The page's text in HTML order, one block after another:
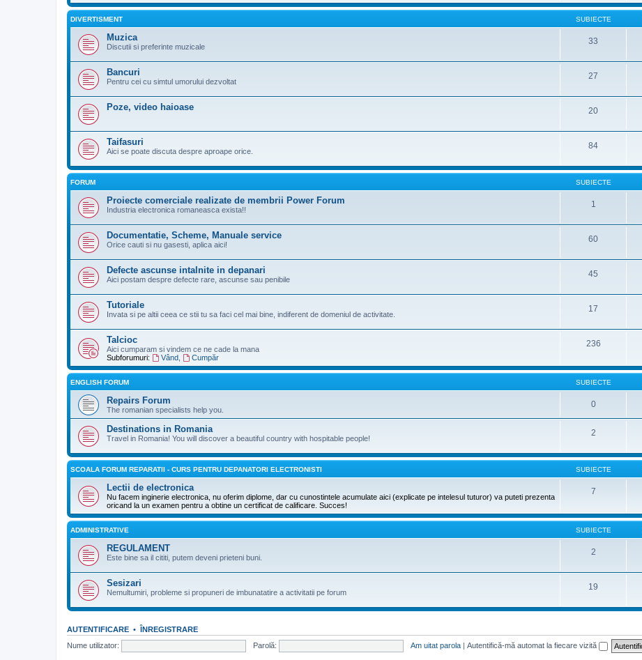
DIVERTISMENT SUBIECTE
Muzica
Discutii si preferinte muzicale
33
Bancuri
Pentru cei cu simtul umorului dezvoltat
27
Poze, video haioase 20
Taifasuri
Aici se poate discuta despre aproape orice.
84
FORUM SUBIECTE
Proiecte comerciale realizate de membrii Power Forum
Industria electronica romaneasca exista!!
1
Documentatie, Scheme, Manuale service
Orice cauti si nu gasesti, aplica aici!
60
Defecte ascunse intalnite in depanari
Aici postam despre defecte rare, ascunse sau penibile
45
Tutoriale
Invata si pe altii ceea ce stii tu sa faci cel mai bine, indiferent de domeniul de activitate.
17
Talcioc
Aici cumparam si vindem ce ne cade la mana
Subforumuri:
Vând, Cumpăr
236
ENGLISH FORUM SUBIECTE
Repairs Forum
The romanian specialists help you.
0
Destinations in Romania
Travel in Romania! You will discover a beautiful country with hospitable people!
2
SCOALA FORUM REPARATII - CURS PENTRU DEPANATORI ELECTRONISTI SUBIECTE
Lectii de electronica
Nu facem inginerie electronica, nu oferim diplome, dar cu cunostintele acumulate aici (explicate pe intelesul tuturor) va puteti prezenta
oricand la un examen pentru a obtine un certificat de calificare. Succes!
7
ADMINISTRATIVE SUBIECTE
REGULAMENT
Este bine sa il cititi, putem deveni prieteni buni.
2
Sesizari
Nemultumiri, probleme si propuneri de imbunatatire a activitatii pe forum
19
AUTENTIFICARE • ÎNREGISTRARE
Nume utilizator:
Parolă: Am uitat parola | Autentifică-mă automat la fiecare vizită